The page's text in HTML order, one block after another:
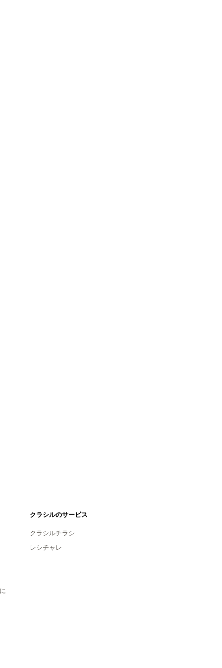
クラシルのサービス
クラシルチラシ
レシチャレ